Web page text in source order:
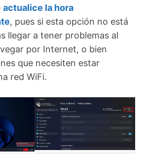
actualice la hora
, pues si esta opción no está
llegar a tener problemas al
por Internet, o bien
que necesiten estar
red WiFi.